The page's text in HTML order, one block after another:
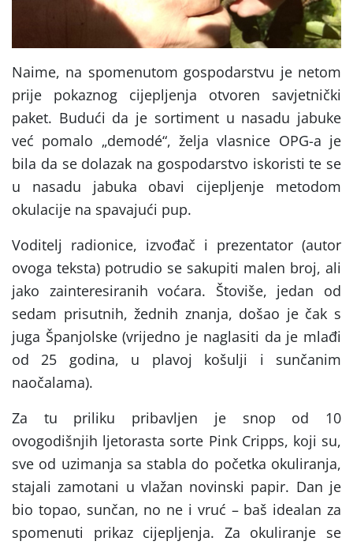
Naime, na spomenutom gospodarstvu je netom
prije pokaznog cijepljenja otvoren savjetnički
paket. Budući da je sortiment u nasadu jabuke
već pomalo „demodé“, želja vlasnice OPG-a je
bila da se dolazak na gospodarstvo iskoristi te se
u nasadu jabuka obavi cijepljenje metodom
okulacije na spavajući pup.
Voditelj radionice, izvođač i prezentator (autor
ovoga teksta) potrudio se sakupiti malen broj, ali
jako zainteresiranih voćara. Štoviše, jedan od
sedam prisutnih, žednih znanja, došao je čak s
juga Španjolske (vrijedno je naglasiti da je mlađi
od 25 godina, u plavoj košulji i sunčanim
naočalama).
Za tu priliku pribavljen je snop od 10
ovogodišnjih ljetorasta sorte Pink Cripps, koji su,
sve od uzimanja sa stabla do početka okuliranja,
stajali zamotani u vlažan novinski papir. Dan je
bio topao, sunčan, no ne i vruć – baš idealan za
spomenuti prikaz cijepljenja. Za okuliranje se